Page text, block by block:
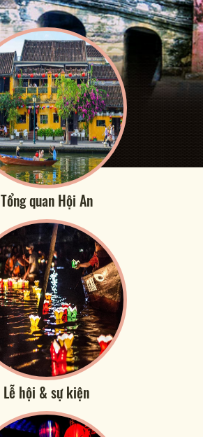
Tổng quan Hội An
Lễ hội & sự kiện